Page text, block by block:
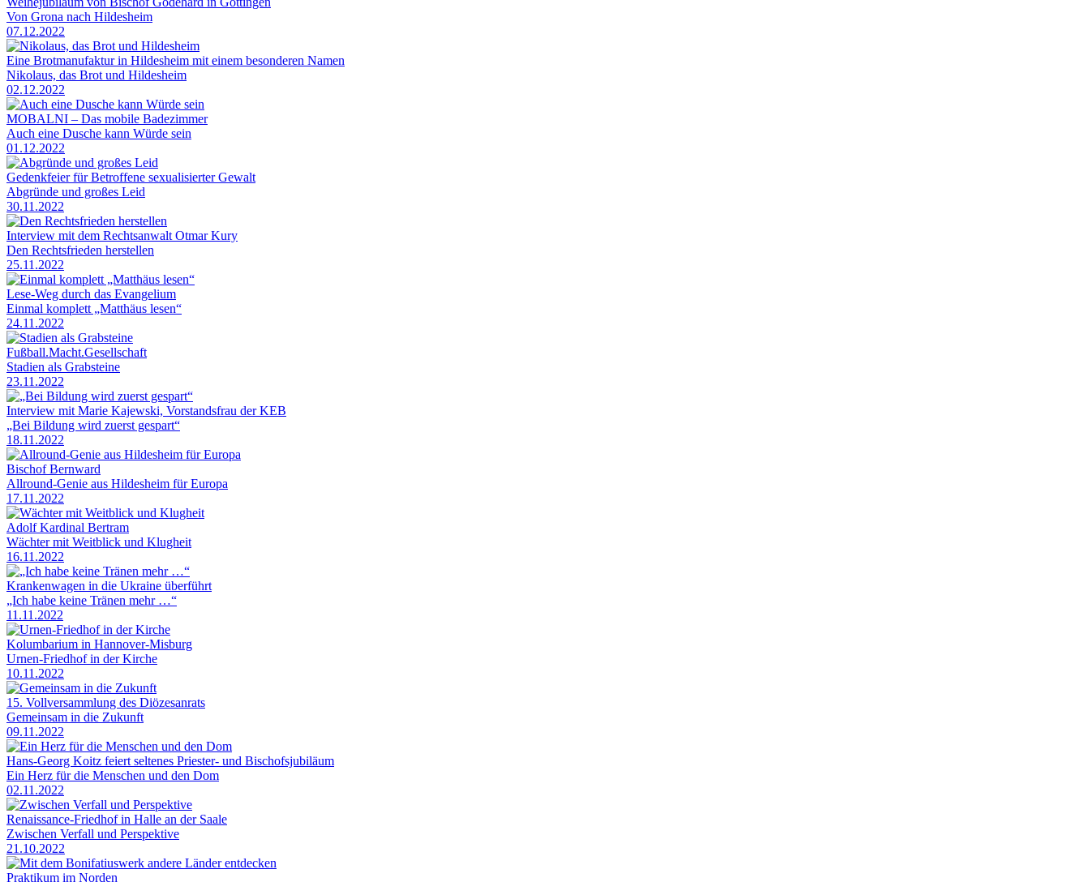
Von Grona nach Hildesheim
07.12.2022
Eine Brotmanufaktur in Hildesheim mit einem besonderen Namen
Nikolaus, das Brot und Hildesheim
02.12.2022
MOBALNI – Das mobile Badezimmer
Auch eine Dusche kann Würde sein
01.12.2022
Gedenkfeier für Betroffene sexualisierter Gewalt
Abgründe und großes Leid
30.11.2022
Interview mit dem Rechtsanwalt Otmar Kury
Den Rechtsfrieden herstellen
25.11.2022
Lese-Weg durch das Evangelium
Einmal komplett „Matthäus lesen“
24.11.2022
Fußball.Macht.Gesellschaft
Stadien als Grabsteine
23.11.2022
Interview mit Marie Kajewski, Vorstandsfrau der KEB
„Bei Bildung wird zuerst gespart“
18.11.2022
Bischof Bernward
Allround-Genie aus Hildesheim für Europa
17.11.2022
Adolf Kardinal Bertram
Wächter mit Weitblick und Klugheit
16.11.2022
Krankenwagen in die Ukraine überführt
„Ich habe keine Tränen mehr …“
11.11.2022
Kolumbarium in Hannover-Misburg
Urnen-Friedhof in der Kirche
10.11.2022
15. Vollversammlung des Diözesanrats
Gemeinsam in die Zukunft
09.11.2022
Hans-Georg Koitz feiert seltenes Priester- und Bischofsjubiläum
Ein Herz für die Menschen und den Dom
02.11.2022
Renaissance-Friedhof in Halle an der Saale
Zwischen Verfall und Perspektive
21.10.2022
Praktikum im Norden